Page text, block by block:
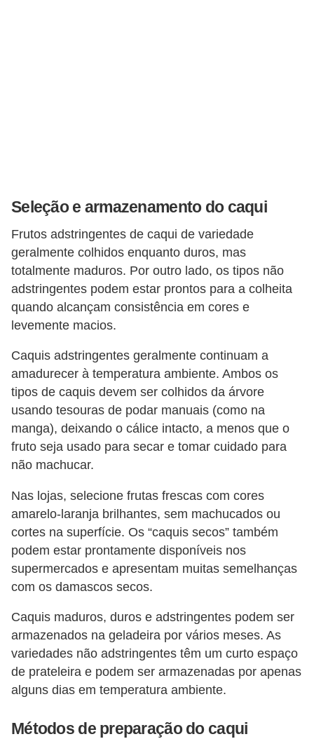
Seleção e armazenamento do caqui
Frutos adstringentes de caqui de variedade
geralmente colhidos enquanto duros, mas
totalmente maduros. Por outro lado, os tipos não
adstringentes podem estar prontos para a colheita
quando alcançam consistência em cores e
levemente macios.
Caquis adstringentes geralmente continuam a
amadurecer à temperatura ambiente. Ambos os
tipos de caquis devem ser colhidos da árvore
usando tesouras de podar manuais (como na
manga), deixando o cálice intacto, a menos que o
fruto seja usado para secar e tomar cuidado para
não machucar.
Nas lojas, selecione frutas frescas com cores
amarelo-laranja brilhantes, sem machucados ou
cortes na superfície. Os “caquis secos” também
podem estar prontamente disponíveis nos
supermercados e apresentam muitas semelhanças
com os damascos secos.
Caquis maduros, duros e adstringentes podem ser
armazenados na geladeira por vários meses. As
variedades não adstringentes têm um curto espaço
de prateleira e podem ser armazenadas por apenas
alguns dias em temperatura ambiente.
Métodos de preparação do caqui